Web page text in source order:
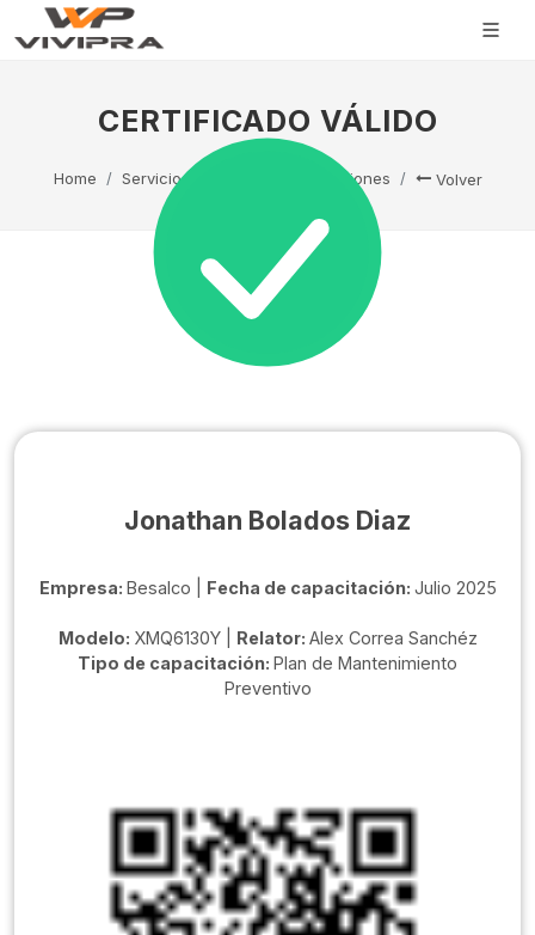
CERTIFICADO VÁLIDO
Home Servicio Técnico Capacitaciones Volver
Jonathan Bolados Diaz
Empresa: Besalco | Fecha de capacitación: Julio 2025
Modelo: XMQ6130Y | Relator: Alex Correa Sanchéz
Tipo de capacitación: Plan de Mantenimiento
Preventivo